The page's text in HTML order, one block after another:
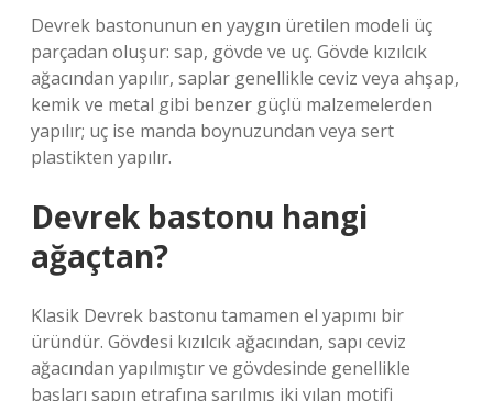
Devrek bastonunun en yaygın üretilen modeli üç
parçadan oluşur: sap, gövde ve uç. Gövde kızılcık
ağacından yapılır, saplar genellikle ceviz veya ahşap,
kemik ve metal gibi benzer güçlü malzemelerden
yapılır; uç ise manda boynuzundan veya sert
plastikten yapılır.
Devrek bastonu hangi
ağaçtan?
Klasik Devrek bastonu tamamen el yapımı bir
üründür. Gövdesi kızılcık ağacından, sapı ceviz
ağacından yapılmıştır ve gövdesinde genellikle
başları sapın etrafına sarılmış iki yılan motifi